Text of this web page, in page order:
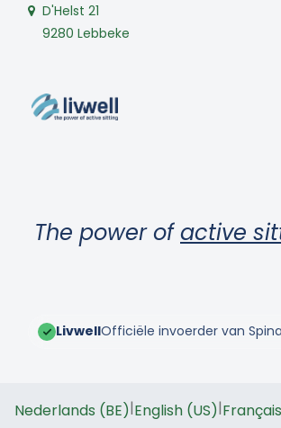
D'Helst 21
9280 Lebbeke
The power ofactive
LivwellOfficiële invoerder van
Nederlands (BE)|English (US)|